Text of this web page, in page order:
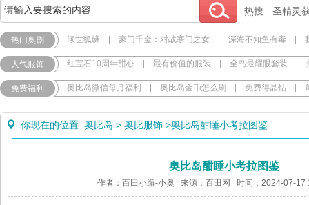
热搜: 圣精灵
热门奥剧 倾世狐缘 豪门千金：对战寒门之女 深海不知鱼有毒
人气服饰 红宝石10周年甜心 最有价值的服装 全岛最耀眼套装
免费福利 奥比岛微信每月福利 奥比岛金币怎么刷 免费得晶钻
你现在的位置: 奥比岛 > 奥比服饰 >奥比岛酣睡小考拉图鉴
奥比岛酣睡小考拉图鉴
作者：百田小编-小奥 来源：百田网 时间：2024-07-